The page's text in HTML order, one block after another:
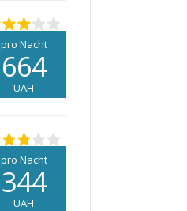
pro Nacht
664
UAH
pro Nacht
344
UAH